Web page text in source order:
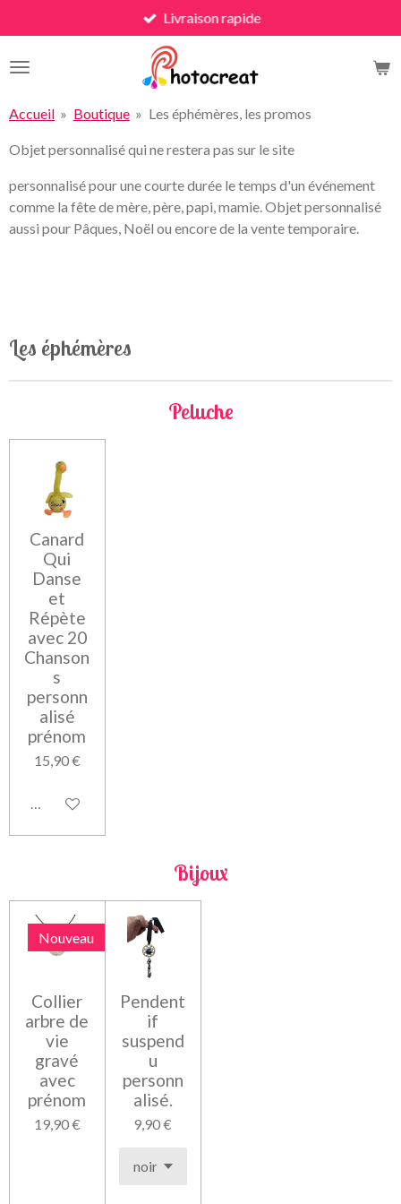
au
contenu
Livraison rapide
Accueil » Boutique » Les éphémères, les promos
Objet personnalisé qui ne restera pas sur le site
personnalisé pour une courte durée le temps d'un événement
comme la fête de mère, père, papi, mamie. Objet personnalisé
aussi pour Pâques, Noël ou encore de la vente temporaire.
Les éphémères
Peluche
Canard
Qui
Danse
et
Répète
avec 20
Chanson
s
personn
alisé
prénom
15,90 €
Voir les détails
Bijoux
Nouveau
Collier
arbre de
vie
gravé
avec
prénom
19,90 €
Pendent
if
suspend
u
personn
alisé.
9,90 €